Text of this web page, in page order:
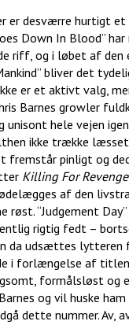
er desværre hurtigt
Down In Blood”
riff, og i løbet af den
bliver det
er et aktivt valg,
Barnes growler
unisont hele vejen
ikke trække
fremstår pinligt og
Killing For Revenge
af den
røst. “Judgement
rigtig fedt –
da udsættes lytteren
i forlængelse af
formålsløst og
og vil huske
dette nummer. Av,